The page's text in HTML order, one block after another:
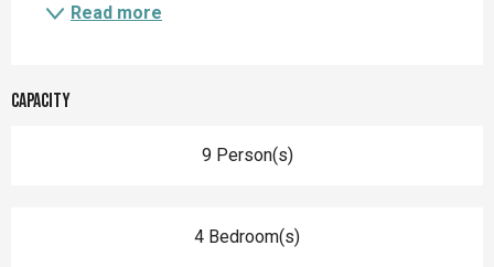
Read more
Capacity
9 Person(s)
4 Bedroom(s)